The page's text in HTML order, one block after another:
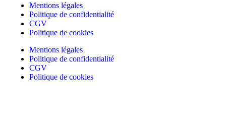
Mentions légales
Politique de confidentialité
CGV
Politique de cookies
Mentions légales
Politique de confidentialité
CGV
Politique de cookies